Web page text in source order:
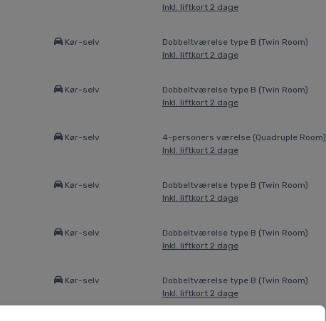
Inkl. liftkort 2 dage
Kør-selv
Dobbeltværelse type B (Twin Room)
Inkl. liftkort 2 dage
Kør-selv
Dobbeltværelse type B (Twin Room)
Inkl. liftkort 2 dage
Kør-selv
4-personers værelse (Quadruple Room)
Inkl. liftkort 2 dage
Kør-selv
Dobbeltværelse type B (Twin Room)
Inkl. liftkort 2 dage
Kør-selv
Dobbeltværelse type B (Twin Room)
Inkl. liftkort 2 dage
Kør-selv
Dobbeltværelse type B (Twin Room)
Inkl. liftkort 2 dage